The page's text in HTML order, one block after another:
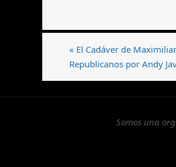
« El Cadáver de
Republicanos por Andy
Somos una